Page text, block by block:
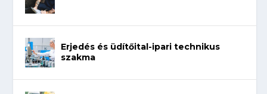
Erjedés és üdítőital-ipari technikus
szakma